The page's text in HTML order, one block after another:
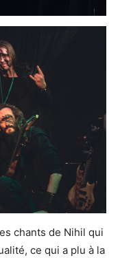
chants de Nihil qui
ce qui a plu à la